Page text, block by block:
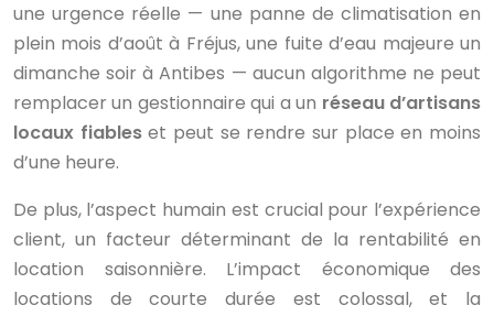
une urgence réelle — une panne de climatisation en
plein mois d’août à Fréjus, une fuite d’eau majeure un
dimanche soir à Antibes — aucun algorithme ne peut
remplacer un gestionnaire qui a un réseau d’artisans
locaux fiableset peut se rendre sur place en moins
d’une heure.
De plus, l’aspect humain est crucial pour l’expérience
client, un facteur déterminant de la rentabilité en
location saisonnière. L’impact économique des
locations de courte durée est colossal, et la